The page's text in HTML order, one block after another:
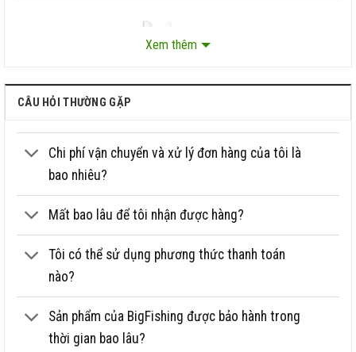
Xem thêm
CÂU HỎI THƯỜNG GẶP
Chi phí vận chuyển và xử lý đơn hàng của tôi là
bao nhiêu?
Mất bao lâu để tôi nhận được hàng?
Tôi có thể sử dụng phương thức thanh toán
nào?
Sản phẩm của BigFishing được bảo hành trong
thời gian bao lâu?